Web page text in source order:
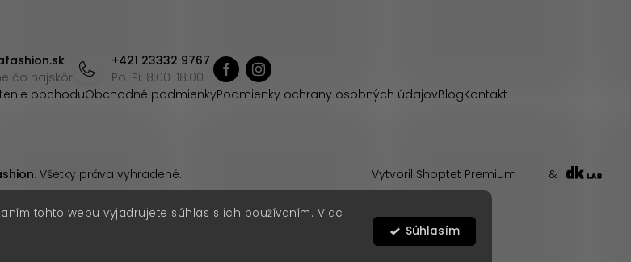
tohto webu vyjadrujete súhlas s ich používaním. Viac
Súhlasím
čo najskôr
+421 23332 9767
Po-Pi: 8:00-18:00
obchoduObchodné podmienkyPodmienky ochrany osobných údajovBlogKontakt
Vytvoril Shoptet Premium &
. Všetky práva vyhradené.